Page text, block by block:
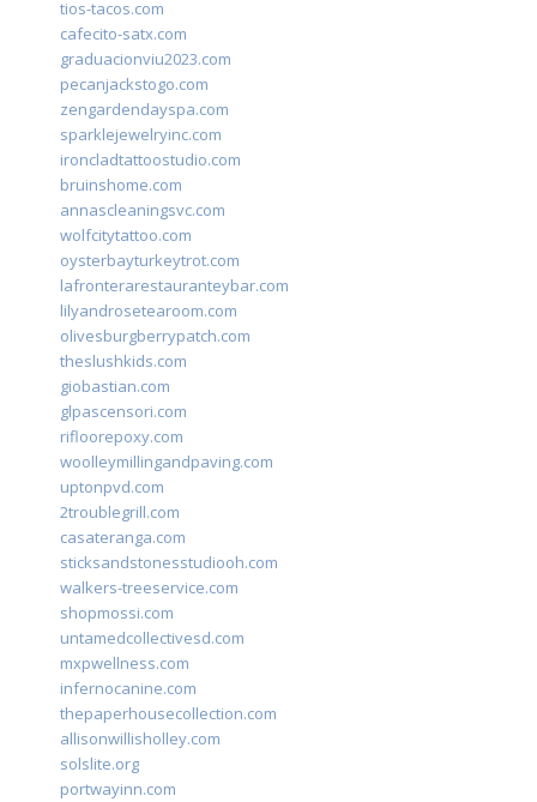
tios-tacos.com
cafecito-satx.com
graduacionviu2023.com
pecanjackstogo.com
zengardendayspa.com
sparklejewelryinc.com
ironcladtattoostudio.com
bruinshome.com
annascleaningsvc.com
wolfcitytattoo.com
oysterbayturkeytrot.com
lafronterarestauranteybar.com
lilyandrosetearoom.com
olivesburgberrypatch.com
theslushkids.com
giobastian.com
glpascensori.com
rifloorepoxy.com
woolleymillingandpaving.com
uptonpvd.com
2troublegrill.com
casateranga.com
sticksandstonesstudiooh.com
walkers-treeservice.com
shopmossi.com
untamedcollectivesd.com
mxpwellness.com
infernocanine.com
thepaperhousecollection.com
allisonwillisholley.com
solslite.org
portwayinn.com